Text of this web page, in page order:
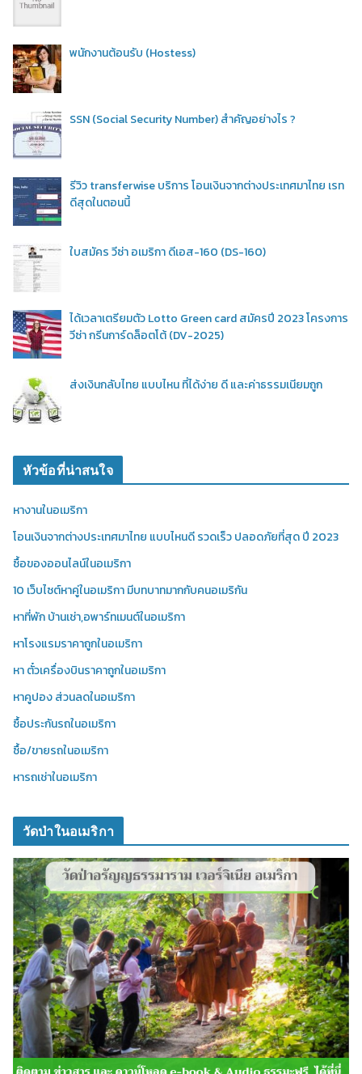
พนักงานต้อนรับ (Hostess)
SSN (Social Security Number) สำคัญอย่างไร ?
รีวิว transferwise บริการ โอนเงินจากต่างประเทศมาไทย เรท
ดีสุดในตอนนี้
ใบสมัคร วีซ่า อเมริกา ดีเอส-160 (DS-160)
ได้เวลาเตรียมตัว Lotto Green card สมัครปี 2023 โครงการ
วีซ่า กรีนการ์ดล็อตโต้ (DV-2025)
ส่งเงินกลับไทย แบบไหน ที่ได้ง่าย ดี และค่าธรรมเนียมถูก
หัวข้อที่น่าสนใจ
หางานในอเมริกา
โอนเงินจากต่างประเทศมาไทย แบบไหนดี รวดเร็ว ปลอดภัยที่สุด ปี 2023
ซื้อของออนไลน์ในอเมริกา
10 เว็บไซต์หาคู่ในอเมริกา มีบทบาทมากกับคนอเมริกัน
หาที่พัก บ้านเช่า,อพาร์ทเมนต์ในอเมริกา
หาโรงแรมราคาถูกในอเมริกา
หา ตั๋วเครื่องบินราคาถูกในอเมริกา
หาคูปอง ส่วนลดในอเมริกา
ซื้อประกันรถในอเมริกา
ซื้อ/ขายรถในอเมริกา
หารถเช่าในอเมริกา
วัดป่าในอเมริกา